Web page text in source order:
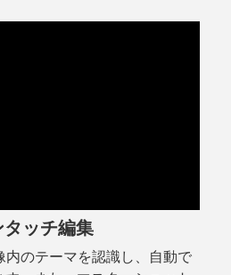
タッチ編集
のテーマを認識し、自動で